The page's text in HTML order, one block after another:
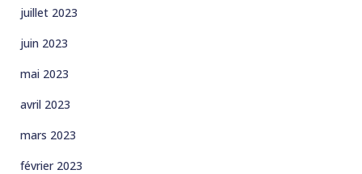
juillet 2023
juin 2023
mai 2023
avril 2023
mars 2023
février 2023